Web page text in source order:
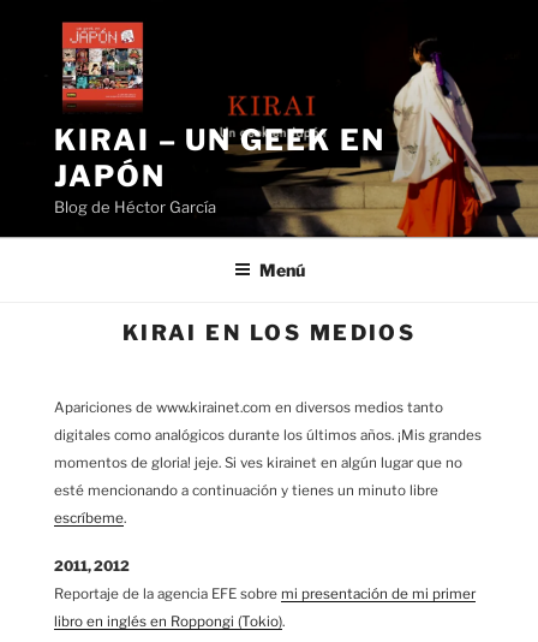
contenido
KIRAI – UN GEEK EN
JAPÓN
Blog de Héctor García
Menú
KIRAI EN LOS MEDIOS
Apariciones de www.kirainet.com en diversos medios tanto
digitales como analógicos durante los últimos años. ¡Mis grandes
momentos de gloria! jeje. Si ves kirainet en algún lugar que no
esté mencionando a continuación y tienes un minuto libre
escríbeme.
2011, 2012
Reportaje de la agencia EFE sobre mi presentación de mi primer
libro en inglés en Roppongi (Tokio).